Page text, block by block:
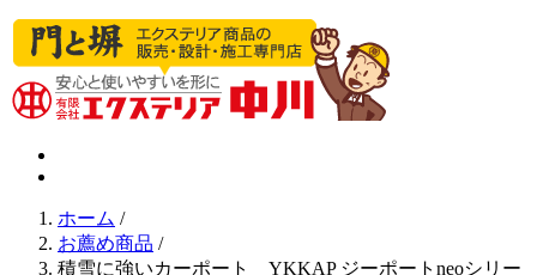
ホーム /
お薦め商品 /
積雪に強いカーポート YKKAP ジーポートneoシリー